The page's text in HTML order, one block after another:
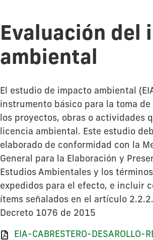
Evaluación del
ambiental
El estudio de impacto ambiental
instrumento básico para la toma de
los proyectos, obras o actividades
licencia ambiental. Este estudio
elaborado de conformidad con la
General para la Elaboración y
Estudios Ambientales y los
expedidos para el efecto, e incluir
ítems señalados en el artículo
Decreto 1076 de 2015
EIA-CABRESTERO-DESAROLLO-